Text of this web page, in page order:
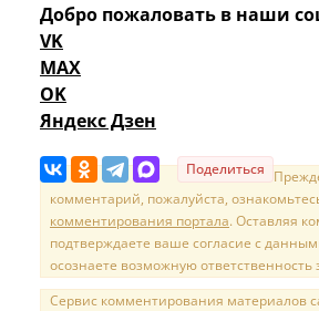
Добро пожаловать в наши
VK
MAX
OK
Яндекс Дзен
Поделиться
комментарий, пожалуйста,
комментирования портала. Оставляя
подтверждаете ваше согласие с
осознаете возможную
Сервис комментирования материалов